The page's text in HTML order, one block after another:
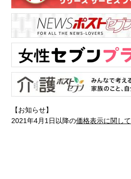
【お知らせ】
2021年4月1日以降の価格表示に関して